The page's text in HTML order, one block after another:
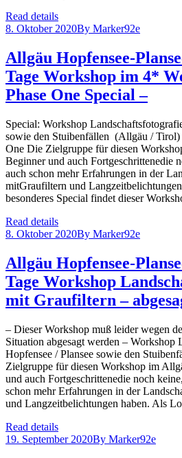
Read details
8. Oktober 2020By Marker92e
Allgäu Hopfensee-
Tage Workshop im 4*
Phase One Special –
Special: Workshop
sowie den Stuibenfällen (Allgäu / Tirol)
One Die Zielgruppe für diesen
Beginner und auch Fortgeschrittenedie
auch schon mehr Erfahrungen in der
mitGraufiltern und
besonderes Special findet dieser
Read details
8. Oktober 2020By Marker92e
Allgäu Hopfensee-
Tage Workshop
mit Graufiltern –
– Dieser Workshop muß leider wegen
Situation abgesagt werden – Workshop
Hopfensee / Plansee sowie den
Zielgruppe für diesen Workshop im
und auch Fortgeschrittenedie noch
schon mehr Erfahrungen in der
und Langzeitbelichtungen haben. Als
Read details
19. September 2020By Marker92e